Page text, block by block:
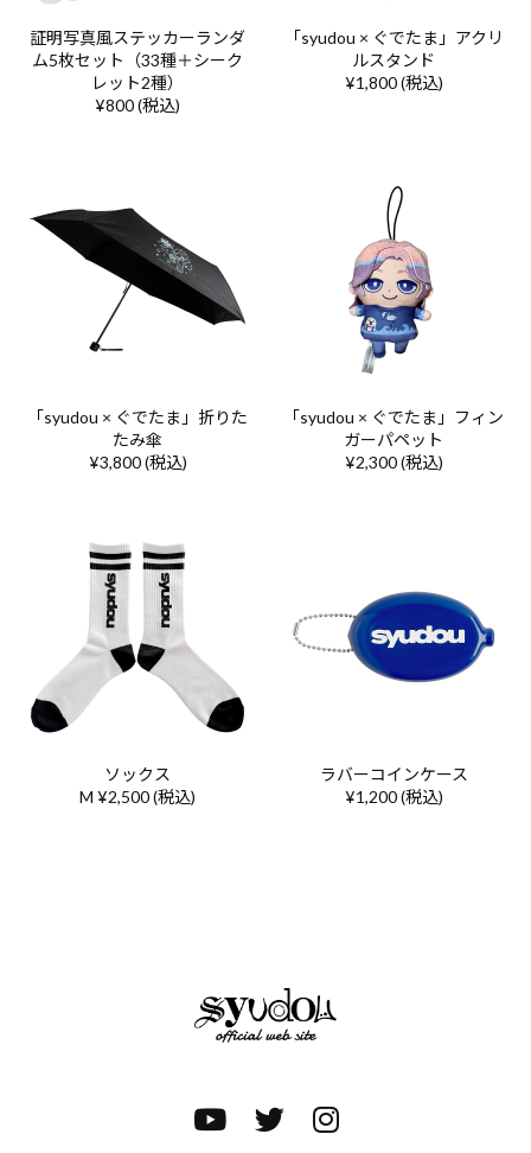
証明写真風ステッカーランダ
ム5枚セット（33種＋シーク
レット2種）
¥800 (税込)
「syudou × ぐでたま」アクリ
ルスタンド
¥1,800 (税込)
「syudou × ぐでたま」折りた
たみ傘
¥3,800 (税込)
「syudou × ぐでたま」フィン
ガーパペット
¥2,300 (税込)
ソックス
M ¥2,500 (税込)
ラバーコインケース
¥1,200 (税込)